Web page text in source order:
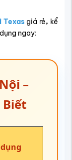
Texas giá rẻ, kể
ngay:
–
Biết